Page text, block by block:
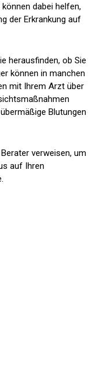
dabei helfen,
der Erkrankung auf
herausfinden, ob Sie
können in manchen
mit Ihrem Arzt über
Blutungen
verweisen, um
auf Ihren